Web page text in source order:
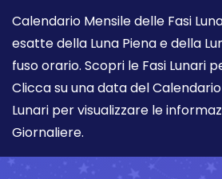
Calendario Mensile delle Fasi
esatte della Luna Piena e della
fuso orario. Scopri le Fasi Lunari
Clicca su una data del
Lunari per visualizzare le
Giornaliere.